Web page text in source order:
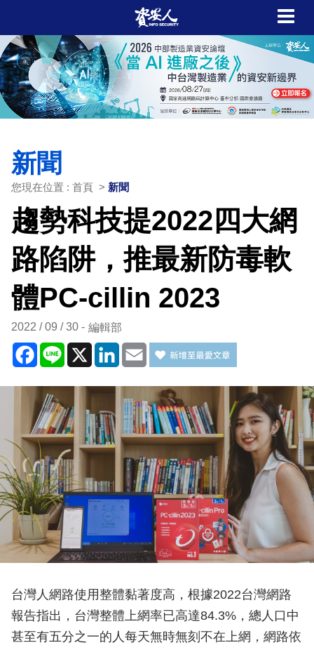
新聞
您現在位置 : 首頁 > 新聞
趨勢科技提2022四大網
路陷阱，推最新防毒軟
體PC-cillin 2023
2022 / 09 / 30 編輯部
Facebook
Line X LinkedIn
Email
台灣人網路使用整體黏著度高，根據2022台灣網路
報告指出，台灣整體上網率已高達84.3%，總人口中
甚至有五分之一的人每天無時無刻不在上網，網路依